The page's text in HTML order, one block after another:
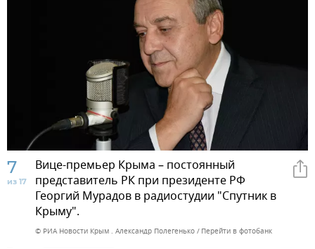
7
из 17
Вице-премьер Крыма – постоянный
представитель РК при президенте РФ
Георгий Мурадов в радиостудии "Спутник в
Крыму".
© РИА Новости Крым . Александр Полегенько Перейти в фотобанк